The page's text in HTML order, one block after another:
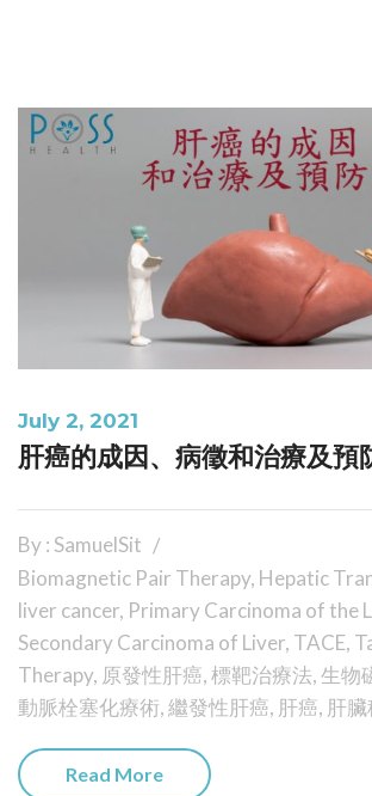
July 2, 2021
肝癌的成因、病徵和治療及預
By : SamuelSit
Biomagnetic Pair Therapy, Hepatic
liver cancer, Primary Carcinoma of the
Secondary Carcinoma of Liver, TACE,
Therapy, 原發性肝癌,標靶治療法, 生物
動脈栓塞化療術,繼發性肝癌, 肝癌, 肝
Read More